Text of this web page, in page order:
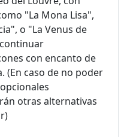
"La Mona Lisa",
o "La Venus de
con encanto de
(En caso de no poder
otras alternativas